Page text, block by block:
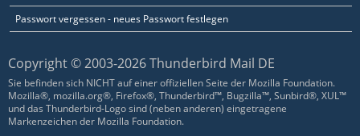
Passwort vergessen - neues Passwort festlegen
Copyright © 2003-2026 Thunderbird Mail DE
Sie befinden sich NICHT auf einer offiziellen Seite der Mozilla Foundation.
Mozilla®, mozilla.org®, Firefox®, Thunderbird™, Bugzilla™, Sunbird®, XUL™
und das Thunderbird-Logo sind (neben anderen) eingetragene
Markenzeichen der Mozilla Foundation.